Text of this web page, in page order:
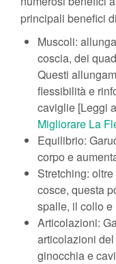
principali benefici
Muscoli:
coscia, dei
Questi
flessibilità e
caviglie [Leggi
Migliorare La
Equilibrio:
corpo e
Stretching:
cosce, questa
spalle, il collo e
Articolazioni:
articolazioni
ginocchia e